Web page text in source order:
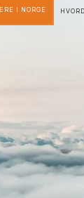
I NORGE